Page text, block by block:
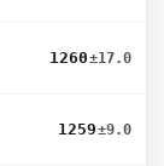
1260±17.0
1259±9.0